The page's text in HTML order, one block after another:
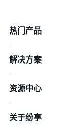
热门产品
解决方案
资源中心
关于纷享